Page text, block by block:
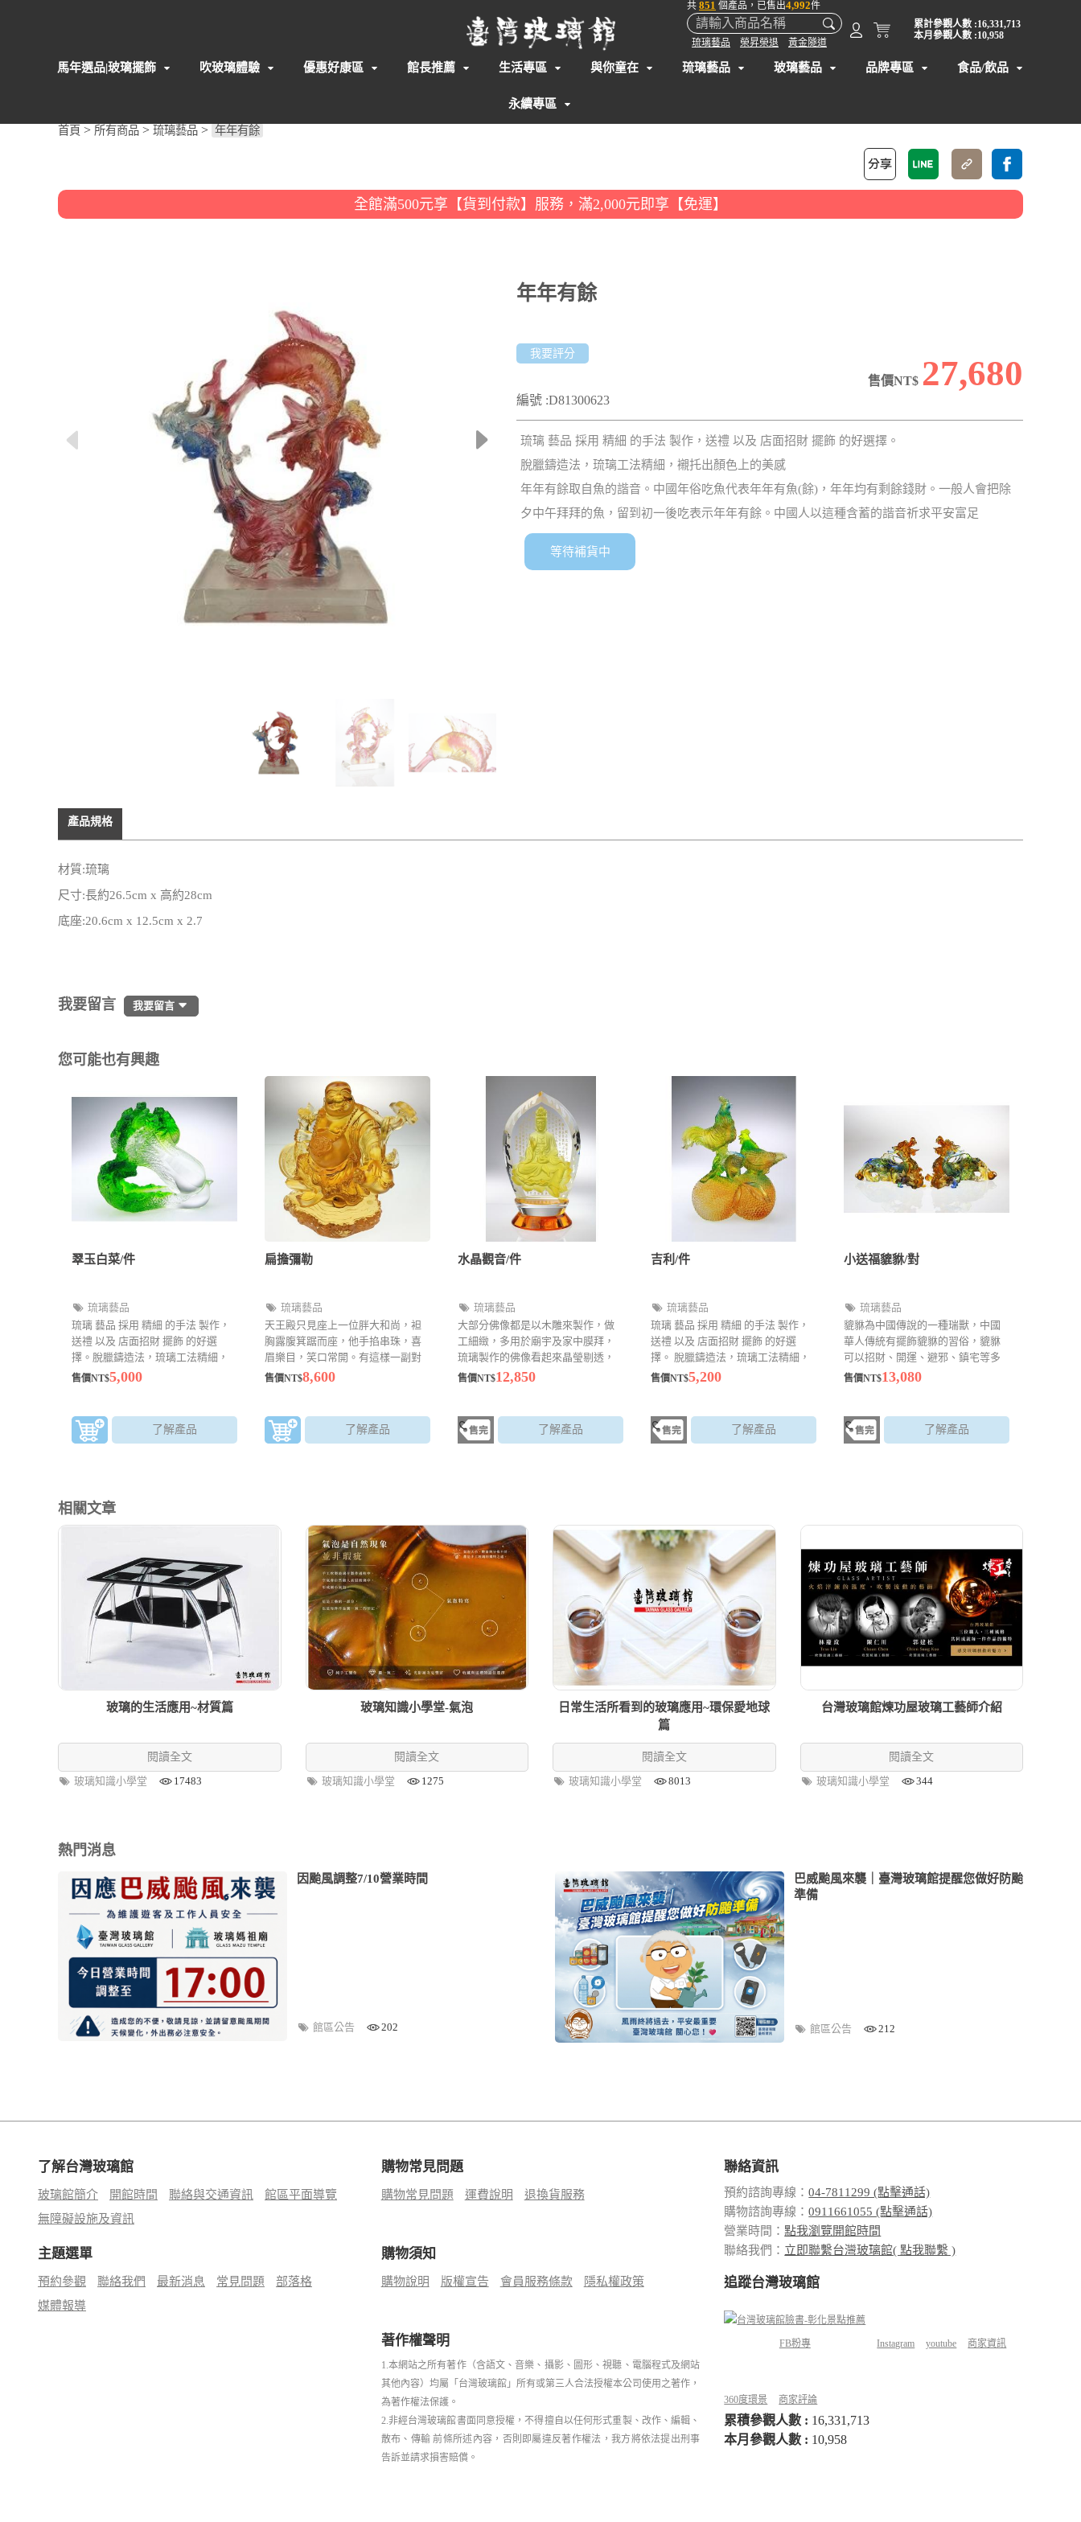
共 851 個產品，已售出4,992件
琉璃藝品 榮昇榮退 黃金隧道
累計參觀人數 :16,331,713
本月參觀人數 :10,958
馬年選品|玻璃擺飾 吹玻璃體驗 優惠好康區 館長推薦 生活專區 與你童在 琉璃藝品 玻璃藝品 品牌專區 食品/飲品
永續專區
首頁 > 所有商品 > 琉璃藝品 > 年年有餘
全館滿500元享【貨到付款】服務，滿2,000元即享【免運】
年年有餘
我要評分
售價NT$ 27,680
編號 :D81300623
琉璃 藝品 採用 精細 的手法 製作，送禮 以及 店面招財 擺飾 的好選擇。
脫臘鑄造法，琉璃工法精細，襯托出顏色上的美感
年年有餘取自魚的諧音。中國年俗吃魚代表年年有魚(餘)，年年均有剩餘錢財。一般人會把除
夕中午拜拜的魚，留到初一後吃表示年年有餘。中國人以這種含蓄的諧音祈求平安富足
等待補貨中
產品規格
材質:琉璃
尺寸:長約26.5cm x 高約28cm
底座:20.6cm x 12.5cm x 2.7
我要留言 我要留言
您可能也有興趣
翠玉白菜/件
琉璃藝品
琉璃 藝品 採用 精細 的手法 製作，
送禮 以及 店面招財 擺飾 的好選
擇。脫臘鑄造法，琉璃工法精細，
襯托出顏色上的美感
售價NT$5,000
了解產品
扁擔彌勒
琉璃藝品
天王殿只見座上一位胖大和尚，袒
胸露腹箕踞而座，他手掐串珠，喜
眉樂目，笑口常開。有這樣一副對
聯，形容他的大肚能容天下難容之
售價NT$8,600
了解產品
水晶觀音/件
琉璃藝品
大部分佛像都是以木雕來製作，做
工細緻，多用於廟宇及家中膜拜，
琉璃製作的佛像看起來晶瑩剔透，
細緻度高，卻也不失莊嚴感，還有
售價NT$12,850
了解產品
吉利/件
琉璃藝品
琉璃 藝品 採用 精細 的手法 製作，
送禮 以及 店面招財 擺飾 的好選
擇。 脫臘鑄造法，琉璃工法精細，
襯托出顏色上的美感尺寸：
銷售為主
售價NT$5,200
了解產品
小送福貔貅/對
琉璃藝品
貔貅為中國傳說的一種瑞獸，中國
華人傳統有擺飾貔貅的習俗，貔貅
可以招財、開運、避邪、鎮宅等多
種寓意，適合店面擺飾、居家擺設
售價NT$13,080
了解產品
相關文章
玻璃的生活應用~材質篇
閱讀全文
玻璃知識小學堂
17483
玻璃知識小學堂-氣泡
閱讀全文
玻璃知識小學堂
1275
日常生活所看到的玻璃應用~環保愛地球
篇
閱讀全文
玻璃知識小學堂
8013
台灣玻璃館煉功屋玻璃工藝師介紹
閱讀全文
玻璃知識小學堂
344
熱門消息
因颱風調整7/10營業時間
館區公告 202
巴威颱風來襲｜臺灣玻璃館提醒您做好防颱
準備
館區公告 212
了解台灣玻璃館
玻璃館簡介 開館時間 聯絡與交通資訊
館區平面導覽
無障礙設施及資訊
主題選單
預約參觀 聯絡我們 最新消息 常見問題
部落格
媒體報導
購物常見問題
購物常見問題 運費說明 退換貨服務
購物須知
購物說明 版權宣告 會員服務條款 隱私權政策
著作權聲明
1.本網站之所有著作（含語文、音樂、攝影、圖形、視聽、電腦程式及網站
其他內容）均屬「台灣玻璃館」所有或第三人合法授權本公司使用之著作，
為著作權法保護。
2.非經台灣玻璃館書面同意授權，不得擅自以任何形式重製、改作、編輯、
散布、傳輸 前條所述內容，否則即屬違反著作權法，我方將依法提出刑事
告訴並請求損害賠償。
聯絡資訊
預約諮詢專線：04-7811299 (點擊通話)
購物諮詢專線：0911661055 (點擊通話)
營業時間：點我瀏覽開館時間
聯絡我們： 立即聯繫台灣玻璃館( 點我聯繫 )
追蹤台灣玻璃館
FB粉專 Instagram youtube 商家資訊
360度環景 商家評論
累積參觀人數 : 16,331,713
本月參觀人數 : 10,958